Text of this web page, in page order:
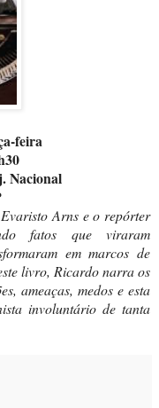
feira
Nacional
Arns e o repórter
fatos que viraram
em marcos de
livro, Ricardo narra os
ameaças, medos e esta
involuntário de tanta